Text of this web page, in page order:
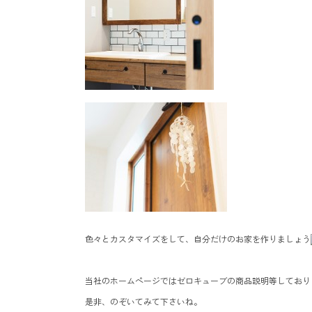
色々とカスタマイズをして、自分だけのお家を作りましょう
当社のホームページではゼロキューブの商品説明等してお
是非、のぞいてみて下さいね。